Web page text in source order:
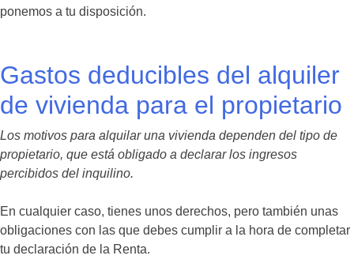
ponemos a tu disposición.
Gastos deducibles del alquiler
de vivienda para el propietario
Los motivos para alquilar una vivienda dependen del tipo de
propietario, que está obligado a declarar los ingresos
percibidos del inquilino.
En cualquier caso, tienes unos derechos, pero también unas
obligaciones con las que debes cumplir a la hora de completar
tu declaración de la Renta.